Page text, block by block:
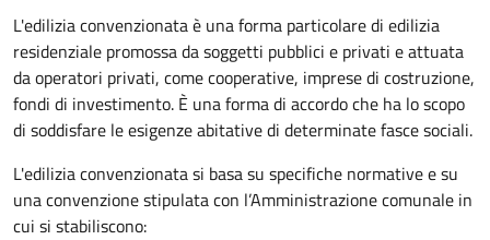
L'edilizia convenzionata è una forma particolare di edilizia
residenziale promossa da soggetti pubblici e privati e attuata
da operatori privati, come cooperative, imprese di costruzione,
fondi di investimento. È una forma di accordo che ha lo scopo
di soddisfare le esigenze abitative di determinate fasce sociali.
L'edilizia convenzionata si basa su specifiche normative e su
una convenzione stipulata con l’Amministrazione comunale in
cui si stabiliscono: